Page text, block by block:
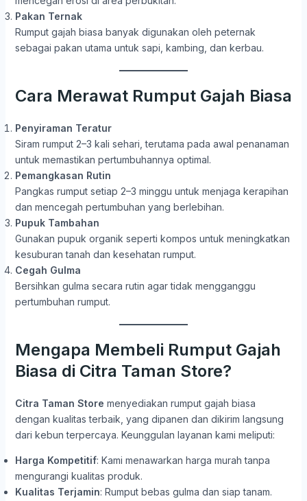
Pakan Ternak
Rumput gajah biasa banyak digunakan oleh peternak
sebagai pakan utama untuk sapi, kambing, dan kerbau.
Cara Merawat Rumput Gajah Biasa
Penyiraman Teratur
Siram rumput 2–3 kali sehari, terutama pada awal penanaman
untuk memastikan pertumbuhannya optimal.
Pemangkasan Rutin
Pangkas rumput setiap 2–3 minggu untuk menjaga kerapihan
dan mencegah pertumbuhan yang berlebihan.
Pupuk Tambahan
Gunakan pupuk organik seperti kompos untuk meningkatkan
kesuburan tanah dan kesehatan rumput.
Cegah Gulma
Bersihkan gulma secara rutin agar tidak mengganggu
pertumbuhan rumput.
Mengapa Membeli Rumput Gajah
Biasa di Citra Taman Store?
Citra Taman Store menyediakan rumput gajah biasa
dengan kualitas terbaik, yang dipanen dan dikirim langsung
dari kebun terpercaya. Keunggulan layanan kami meliputi:
Harga Kompetitif: Kami menawarkan harga murah tanpa
mengurangi kualitas produk.
Kualitas Terjamin: Rumput bebas gulma dan siap tanam.